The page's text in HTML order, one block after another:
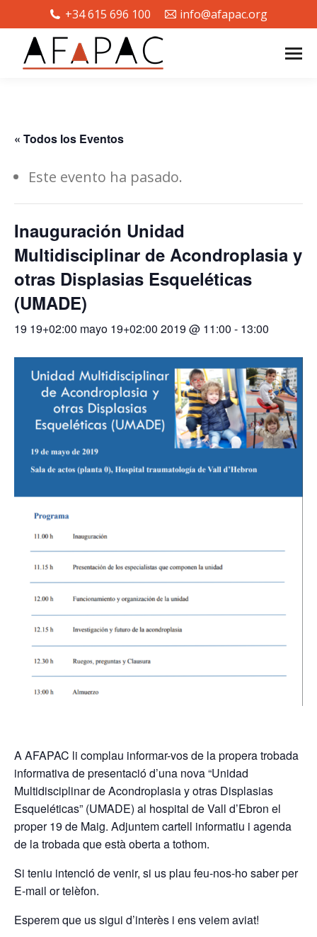
+34 615 696 100 info@afapac.org
« Todos los Eventos
Este evento ha pasado.
Inauguración Unidad
Multidisciplinar de Acondroplasia y
otras Displasias Esqueléticas
(UMADE)
19 19+02:00 mayo 19+02:00 2019 @ 11:00 - 13:00
A AFAPAC li complau informar-vos de la propera trobada
informativa de presentació d’una nova “Unidad
Multidisciplinar de Acondroplasia y otras Displasias
Esqueléticas” (UMADE) al hospital de Vall d’Ebron el
proper 19 de Maig. Adjuntem cartell informatiu i agenda
de la trobada que està oberta a tothom.
Si teniu intenció de venir, si us plau feu-nos-ho saber per
E-mail or telèfon.
Esperem que us sigui d’interès i ens veiem aviat!